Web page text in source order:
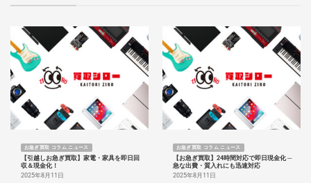
お急ぎ買取 コラム ニュース
【引越しお急ぎ買取】家電・家具を即日回
収＆現金化！
2025年8月11日
お急ぎ買取 コラム ニュース
【お急ぎ買取】24時間対応で即日現金化 ─
急な出費・質入れにも迅速対応
2025年8月11日